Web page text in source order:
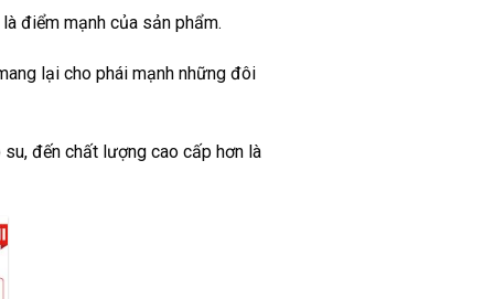
điểm mạnh của sản phẩm.
lại cho phái mạnh những đôi
đến chất lượng cao cấp hơn là